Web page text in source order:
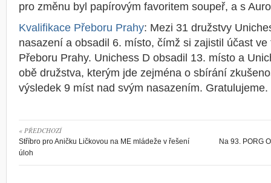
pro změnu byl papírovým favoritem soupeř, a s
Kvalifikace Přeboru Prahy: Mezi 31 družstvy
nasazení a obsadil 6. místo, čímž si zajistil účast ve
Přeboru Prahy. Unichess D obsadil 13. místo a
obě družstva, kterým jde zejména o sbírání
výsledek 9 míst nad svým nasazením. Gratulujeme.
« PŘEDCHOZÍ
Stříbro pro Aničku Ličkovou na ME mládeže v řešení
úloh
Na 93. PORG